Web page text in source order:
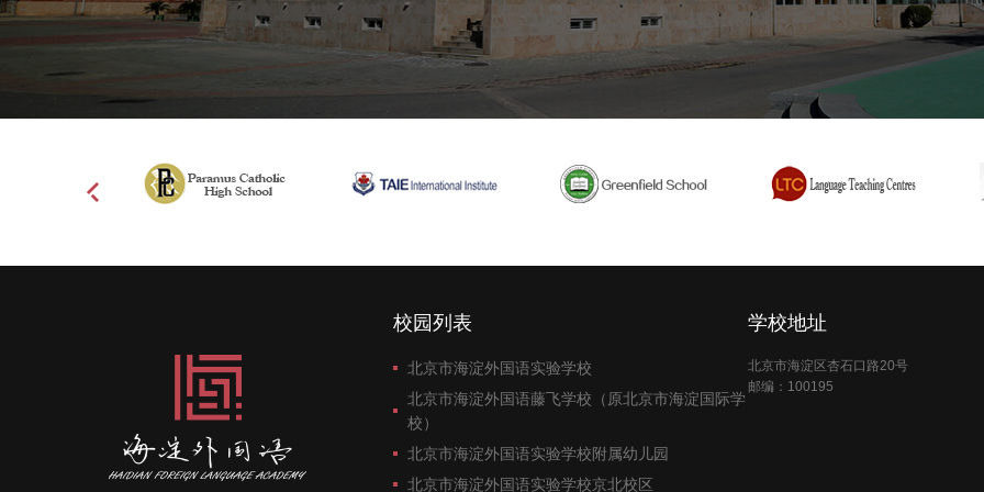
校园列表
北京市海淀外国语实验学校
北京市海淀外国语藤飞学校（原北京市海淀国际学
校）
北京市海淀外国语实验学校附属幼儿园
北京市海淀外国语实验学校京北校区
学校地址
北京市海淀区杏石口路20号
邮编：100195